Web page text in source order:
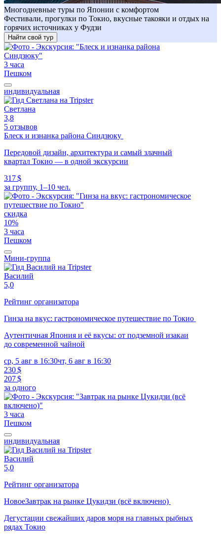
Многодневные туры по Японии с комфортом
Фестивали, прогулки по Токио, вкусные такояки и отдых на
горячих источниках у Фудзи
Найти свой тур
3 часа
Пешком
индивидуальная
Светлана
3,8
5 отзывов
Блеск и изнанка района Синдзюку
Передовой дизайн, архитектура и самый злачный
квартал Токио — в одной экскурсии
317 $
за группу, 1–10 чел.
скидка
10%
3 часа
Пешком
Мини-группа
Василий
5,0
Рейтинг организатора
Гинза на вкус: гастрономическое путешествие по Токио
Аутентичная Япония и её вкусы: от подземной изакаи
до современной чайной
ср, 5 авг в 16:30чт, 6 авг в 16:30
230 $
207 $
за одного
3 часа
Пешком
индивидуальная
Василий
5,0
Рейтинг организатора
НовоеЗавтрак на рынке Цукидзи (всё включено)
Дегустации свежайших даров моря на главных рыбных
рядах Токио